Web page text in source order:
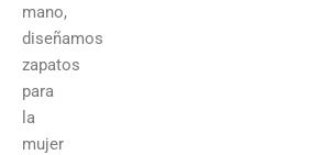
mano,
diseñamos
zapatos
para
la
mujer